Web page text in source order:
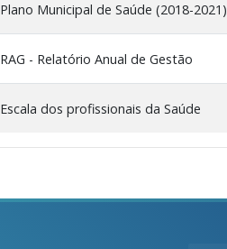
Plano Municipal de Saúde (2018-2021)
RAG - Relatório Anual de Gestão
Escala dos profissionais da Saúde